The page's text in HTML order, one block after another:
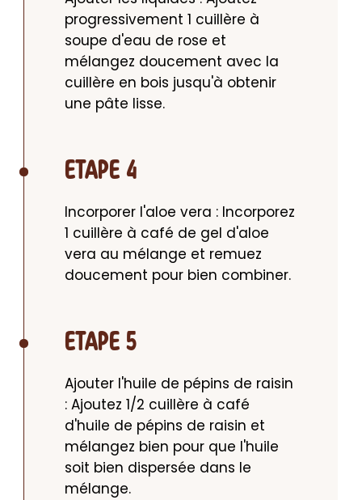
progressivement 1 cuillère à
soupe d'eau de rose et
mélangez doucement avec la
cuillère en bois jusqu'à obtenir
une pâte lisse.
ETAPE 4
Incorporer l'aloe vera : Incorporez
1 cuillère à café de gel d'aloe
vera au mélange et remuez
doucement pour bien combiner.
ETAPE 5
Ajouter l'huile de pépins de raisin
: Ajoutez 1/2 cuillère à café
d'huile de pépins de raisin et
mélangez bien pour que l'huile
soit bien dispersée dans le
mélange.